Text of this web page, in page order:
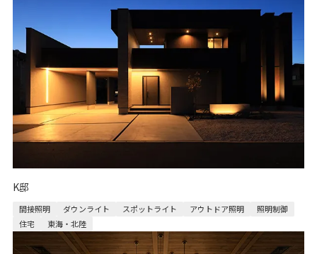
K邸
間接照明 ダウンライト スポットライト アウトドア照明
照明制御
住宅
東海・北陸